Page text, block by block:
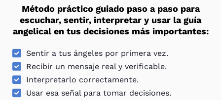
Método práctico guiado paso a paso para
escuchar, sentir, interpretar y usar la guía
angelical en tus decisiones más importantes:
Sentir a tus ángeles por primera vez.
Recibir un mensaje real y verificable.
Interpretarlo correctamente.
Usar esa señal para tomar decisiones.